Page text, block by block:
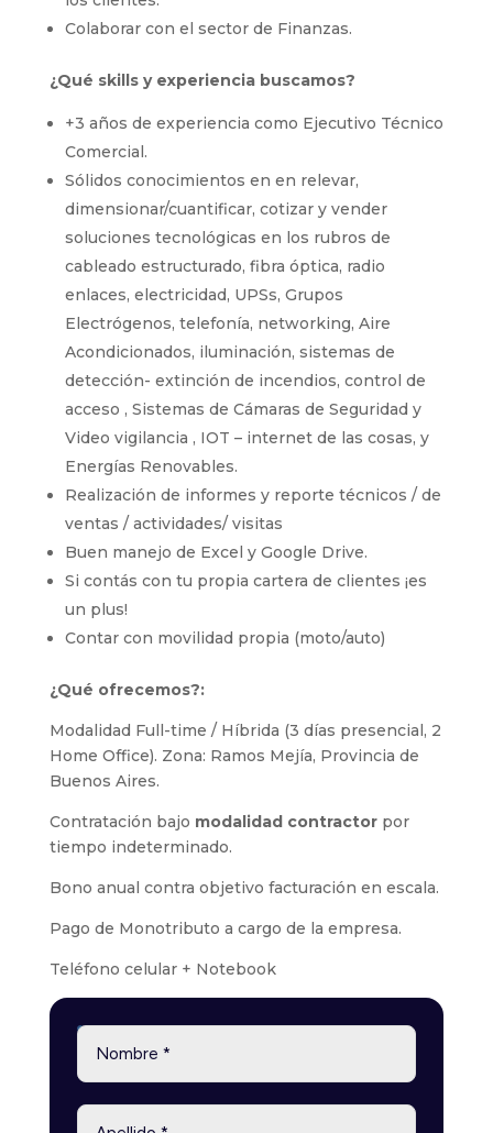
Colaborar con el sector de Finanzas.
¿Qué skills y experiencia buscamos?
+3 años de experiencia como Ejecutivo Técnico
Comercial.
Sólidos conocimientos en en relevar,
dimensionar/cuantificar, cotizar y vender
soluciones tecnológicas en los rubros de
cableado estructurado, fibra óptica, radio
enlaces, electricidad, UPSs, Grupos
Electrógenos, telefonía, networking, Aire
Acondicionados, iluminación, sistemas de
detección- extinción de incendios, control de
acceso , Sistemas de Cámaras de Seguridad y
Video vigilancia , IOT – internet de las cosas, y
Energías Renovables.
Realización de informes y reporte técnicos / de
ventas / actividades/ visitas
Buen manejo de Excel y Google Drive.
Si contás con tu propia cartera de clientes ¡es
un plus!
Contar con movilidad propia (moto/auto)
¿Qué ofrecemos?:
Modalidad Full-time / Híbrida (3 días presencial, 2
Home Office). Zona: Ramos Mejía, Provincia de
Buenos Aires.
Contratación bajo modalidad contractorpor
tiempo indeterminado.
Bono anual contra objetivo facturación en escala.
Pago de Monotributo a cargo de la empresa.
Teléfono celular + Notebook